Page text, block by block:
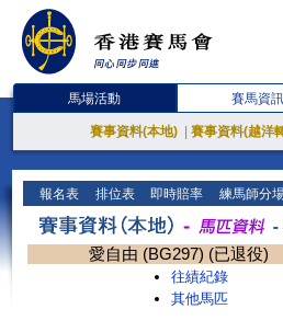
馬場活動 賽馬資訊
賽事資料(本地) 賽事資料(越洋
報名表 排位表 即時賠率 練馬師分
愛自由 (BG297) (已退役)
往績紀錄
其他馬匹